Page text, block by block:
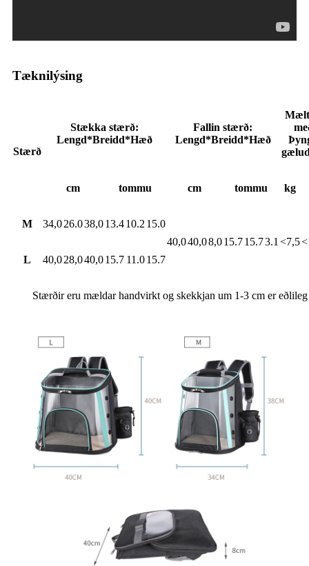
Tæknilýsing
Stærð
Stækka stærð:
Lengd*Breidd*Hæð
Fallin stærð:
Lengd*Breidd*Hæð
cm tommu cm tommu kg
M 34,026.038,013.410.2 15.0
40,040,08,015.715.73.1 <7,5
L
40,028,040,015.7 11.0 15.7
Stærðir eru mældar handvirkt og skekkjan um 1-3 cm er eðlileg